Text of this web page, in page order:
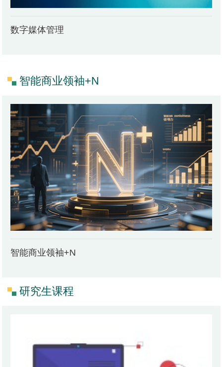
数字媒体管理
智能商业领袖+N
智能商业领袖+N
研究生课程